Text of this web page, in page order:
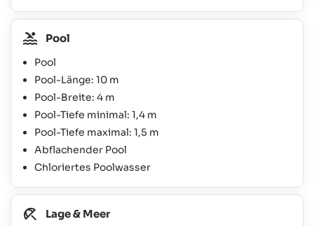
Pool
Pool
Pool-Länge: 10 m
Pool-Breite: 4 m
Pool-Tiefe minimal: 1,4 m
Pool-Tiefe maximal: 1,5 m
Abflachender Pool
Chloriertes Poolwasser
Lage & Meer